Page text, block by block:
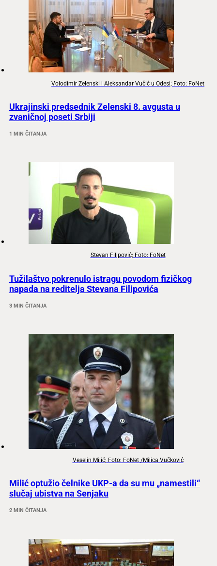
Volodimir Zelenski i Aleksandar Vučić u Odesi; Foto: FoNet
Ukrajinski predsednik Zelenski 8. avgusta u
zvaničnoj poseti Srbiji
1 MIN ČITANJA
Stevan Filipović; Foto: FoNet
Tužilaštvo pokrenulo istragu povodom fizičkog
napada na reditelja Stevana Filipovića
3 MIN ČITANJA
Veselin Milić; Foto: FoNet /Milica Vučković
Milić optužio čelnike UKP-a da su mu „namestili“
slučaj ubistva na Senjaku
2 MIN ČITANJA